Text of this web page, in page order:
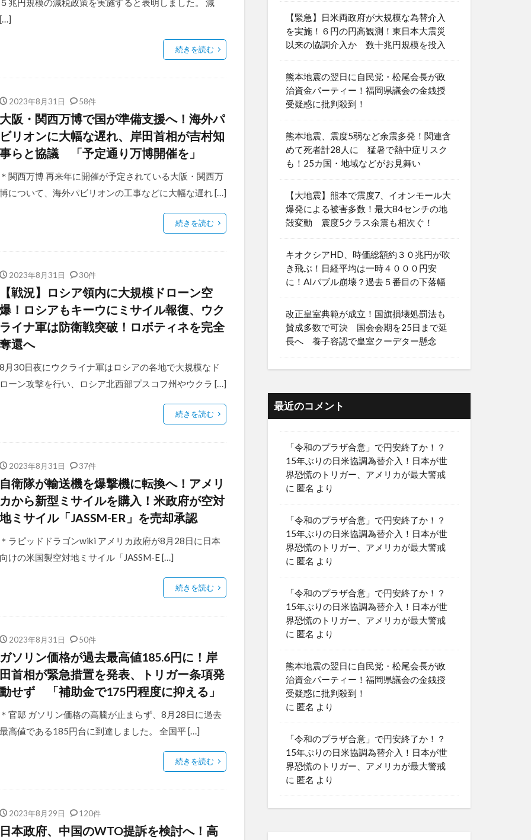
５兆円規模の減税政策を実施すると表明しました。 減
[…]
続きを読む
2023年8月31日 58件
大阪・関西万博で国が準備支援へ！海外パ
ビリオンに大幅な遅れ、岸田首相が吉村知
事らと協議 「予定通り万博開催を」
＊関西万博 再来年に開催が予定されている大阪・関西万
博について、海外パビリオンの工事などに大幅な遅れ […]
続きを読む
2023年8月31日 30件
【戦況】ロシア領内に大規模ドローン空
爆！ロシアもキーウにミサイル報復、ウク
ライナ軍は防衛戦突破！ロボティネを完全
奪還へ
8月30日夜にウクライナ軍はロシアの各地で大規模なド
ローン攻撃を行い、ロシア北西部プスコフ州やウクラ […]
続きを読む
2023年8月31日 37件
自衛隊が輸送機を爆撃機に転換へ！アメリ
カから新型ミサイルを購入！米政府が空対
地ミサイル「JASSM-ER」を売却承認
＊ラピッドドラゴンwiki アメリカ政府が8月28日に日本
向けの米国製空対地ミサイル「JASSM-E […]
続きを読む
2023年8月31日 50件
ガソリン価格が過去最高値185.6円に！岸
田首相が緊急措置を発表、トリガー条項発
動せず 「補助金で175円程度に抑える」
＊官邸 ガソリン価格の高騰が止まらず、8月28日に過去
最高値である185円台に到達しました。 全国平 […]
続きを読む
2023年8月29日 120件
日本政府、中国のWTO提訴を検討へ！高
【緊急】日米両政府が大規模な為替介入
を実施！６円の円高観測！東日本大震災
以来の協調介入か 数十兆円規模を投入
熊本地震の翌日に自民党・松尾会長が政
治資金パーティー！福岡県議会の金銭授
受疑惑に批判殺到！
熊本地震、震度5弱など余震多発！関連含
めて死者計28人に 猛暑で熱中症リスク
も！25カ国・地域などがお見舞い
【大地震】熊本で震度7、イオンモール大
爆発による被害多数！最大84センチの地
殻変動 震度5クラス余震も相次ぐ！
キオクシアHD、時価総額約３０兆円が吹
き飛ぶ！日経平均は一時４０００円安
に！AIバブル崩壊？過去５番目の下落幅
改正皇室典範が成立！国旗損壊処罰法も
賛成多数で可決 国会会期を25日まで延
長へ 養子容認で皇室クーデター懸念
最近のコメント
「令和のプラザ合意」で円安終了か！？
15年ぶりの日米協調為替介入！日本が世
界恐慌のトリガー、アメリカが最大警戒
に 匿名 より
「令和のプラザ合意」で円安終了か！？
15年ぶりの日米協調為替介入！日本が世
界恐慌のトリガー、アメリカが最大警戒
に 匿名 より
「令和のプラザ合意」で円安終了か！？
15年ぶりの日米協調為替介入！日本が世
界恐慌のトリガー、アメリカが最大警戒
に 匿名 より
熊本地震の翌日に自民党・松尾会長が政
治資金パーティー！福岡県議会の金銭授
受疑惑に批判殺到！
に 匿名 より
「令和のプラザ合意」で円安終了か！？
15年ぶりの日米協調為替介入！日本が世
界恐慌のトリガー、アメリカが最大警戒
に 匿名 より